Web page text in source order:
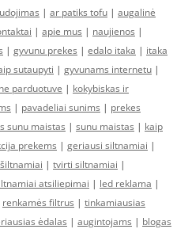
| ar patiks tofu | augalinė
| apie mus | naujienos |
| gyvunu prekes | edalo itaka | itaka
sutaupyti | gyvunams internetu |
parduotuve | kokybiskas ir
| pavadeliai sunims | prekes
sunu maistas | sunu maistas | kaip
prekems | geriausi siltnamiai |
| tvirti siltnamiai |
atsiliepimai | led reklama |
renkamės filtrus | tinkamiausias
ėdalas | augintojams | blogas